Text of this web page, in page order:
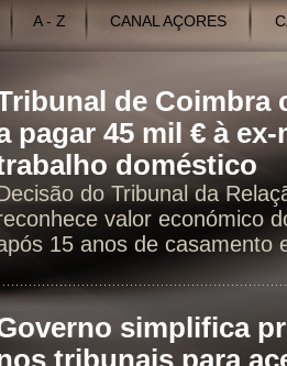
A - Z CANAL AÇORES
de Coimbra
pagar 45 mil € à
doméstico
do Tribunal da
valor económico
15 anos de casamento
simplifica
tribunais para